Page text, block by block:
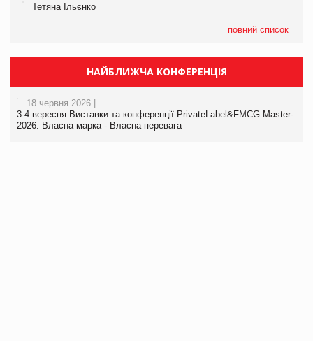
Тетяна Ільєнко
повний список
НАЙБЛИЖЧА КОНФЕРЕНЦІЯ
18 червня 2026 |
3-4 вересня Виставки та конференції PrivateLabel&FMCG Master-
2026: Власна марка - Власна перевага